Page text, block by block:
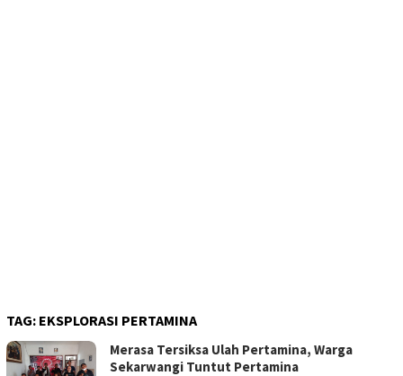
TAG: EKSPLORASI PERTAMINA
Merasa Tersiksa Ulah Pertamina, Warga
Sekarwangi Tuntut Pertamina